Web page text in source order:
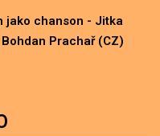
jako chanson - Jitka
Prachař (CZ)